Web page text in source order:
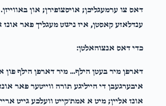
דאס צו ערמעגליכן; אויסצופירן; און
ענדלאזע קאסטן, איז נישט מעגליך פאר אונז
כדי דאס אנצוהאלטן:
דארפן מיר בעטן הילף… מיר דארפן הילף פון
איבערגעבן די הייליגע תורה ווייטער פאר
אונז אליין; מיט א אמת׳קייט וועלכע גייט